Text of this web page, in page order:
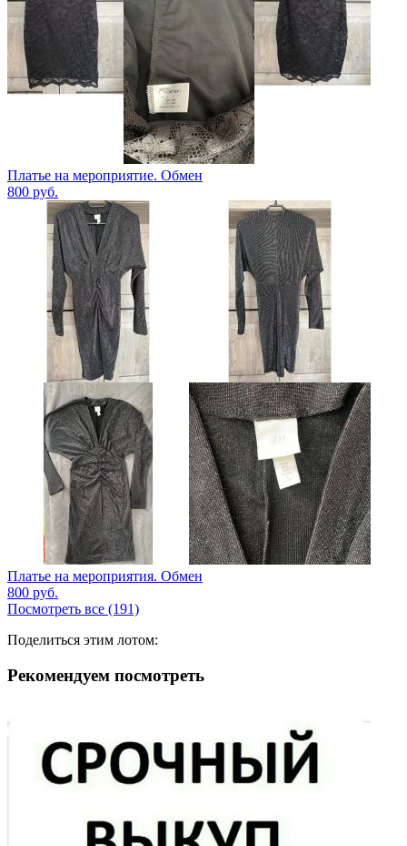
Платье на мероприятие. Обмен
800 руб.
Платье на мероприятия. Обмен
800 руб.
Посмотреть все (191)
Поделиться этим лотом:
Рекомендуем посмотреть